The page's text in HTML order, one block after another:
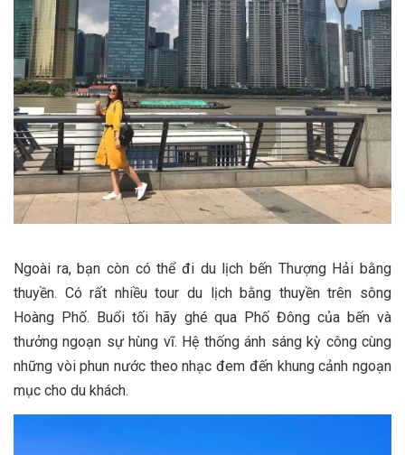
Ngoài ra, bạn còn có thể đi du lịch bến Thượng Hải bằng
thuyền. Có rất nhiều tour du lịch bằng thuyền trên sông
Hoàng Phố. Buổi tối hãy ghé qua Phố Đông của bến và
thưởng ngoạn sự hùng vĩ. Hệ thống ánh sáng kỳ công cùng
những vòi phun nước theo nhạc đem đến khung cảnh ngoạn
mục cho du khách.